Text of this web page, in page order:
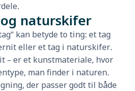
naturskifer
kan betyde to ting: et tag
eller et tag i naturskifer.
– er et kunstmateriale, hvor
man finder i naturen.
der passer godt til både